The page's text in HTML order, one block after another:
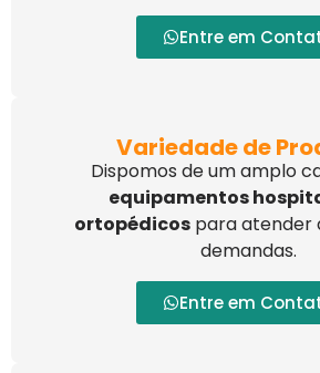
Entre em
Variedade de
Dispomos de um amplo
equipamentos
ortopédicos para atender
demandas.
Entre em